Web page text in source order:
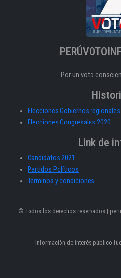
Por un voto
Elecciones Gobiernos
Elecciones Congresales 2020
Link de
Candidatos 2021
Partidos Políticos
Términos y condiciones
© Todos los derechos reservados |
Información de interés público